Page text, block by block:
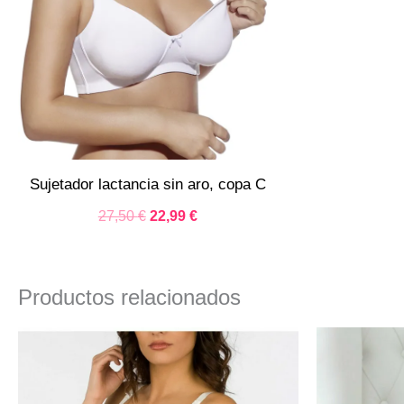
Sujetador lactancia sin aro, copa C
27,50€ 22,99 €
Productos relacionados
El
precio
original
El
precio
actual
es: